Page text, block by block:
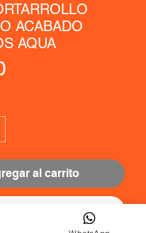
ACABADO
AQUA
Precio
al carrito